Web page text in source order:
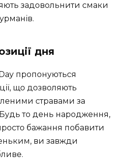
задовольнити смаки
дня
пропонуються
що дозволяють
стравами за
то день народження,
бажання побавити
ви завжди